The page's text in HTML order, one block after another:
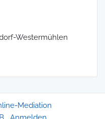
Westermühlen
Mediation